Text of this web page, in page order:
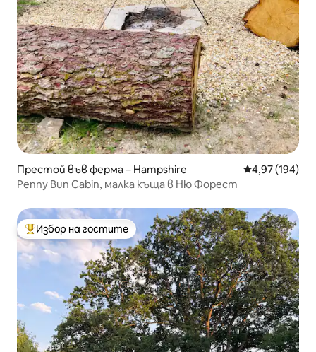
Престой във ферма – Hampshire Средна
4,97 (194)
Penny Bun Cabin, малка къща в Ню Форест
Най-популярен избор на гостите
Избор на гостите